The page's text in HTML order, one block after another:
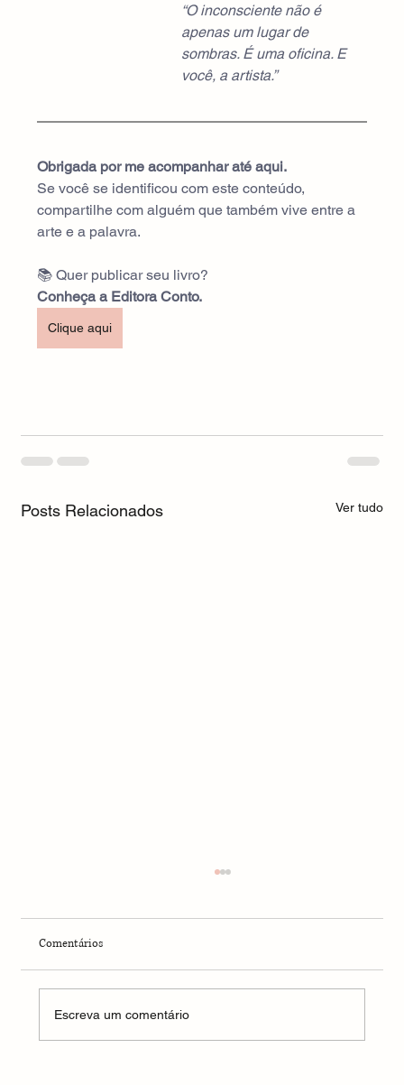
“O inconsciente não é
apenas um lugar de
sombras. É uma oficina. E
você, a artista.”
Obrigada por me acompanhar até aqui.
Se você se identificou com este conteúdo,
compartilhe com alguém que também vive entre a
arte e a palavra.
📚 Quer publicar seu livro?
Conheça a Editora Conto.
Clique aqui
Posts Relacionados Ver tudo
Comentários
Escreva um comentário